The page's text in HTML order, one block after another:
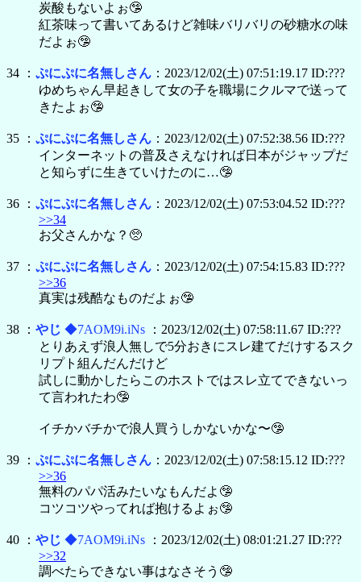
炭酸もないよぉ🤥
紅茶味って書いてあるけど雑味バリバリの砂糖水の味
だよぉ🤥
34 ： ぷにぷに名無しさん ：2023/12/02(土) 07:51:19.17 ID:???
ゆめちゃん早起きして女の子を職場にクルマで送って
きたよぉ🤥
35 ： ぷにぷに名無しさん ：2023/12/02(土) 07:52:38.56 ID:???
インターネットの普及さえなければ日本がジャップだ
と知らずに生きていけたのに…🤥
36 ： ぷにぷに名無しさん ：2023/12/02(土) 07:53:04.52 ID:???
>>34
お父さんかな？🥺
37 ： ぷにぷに名無しさん ：2023/12/02(土) 07:54:15.83 ID:???
>>36
真実は残酷なものだよぉ🤥
38 ： やじ ◆7AOM9i.iNs
：2023/12/02(土) 07:58:11.67 ID:???
とりあえず浪人無しで5分おきにスレ建てだけするスク
リプト組んだんだけど
試しに動かしたらこのホストではスレ立てできないっ
て言われたわ🤥
イチかバチかで浪人買うしかないかな〜🤥
39 ： ぷにぷに名無しさん ：2023/12/02(土) 07:58:15.12 ID:???
>>36
無料のパパ活みたいなもんだよ🤥
コツコツやってれば抱けるよぉ🤥
40 ： やじ ◆7AOM9i.iNs
：2023/12/02(土) 08:01:21.27 ID:???
>>32
調べたらできない事はなさそう🤥